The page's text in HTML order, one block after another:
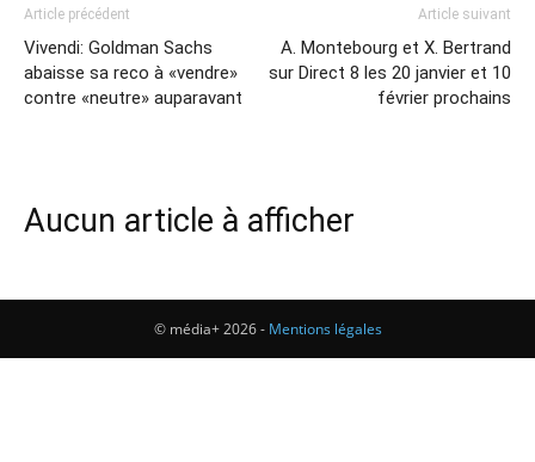
Article précédent
Vivendi: Goldman Sachs
abaisse sa reco à «vendre»
contre «neutre» auparavant
Article suivant
A. Montebourg et X. Bertrand
sur Direct 8 les 20 janvier et 10
février prochains
Aucun article à afficher
© média+ 2026 - Mentions légales